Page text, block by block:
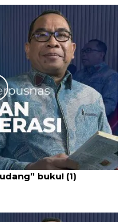
buku! (1)